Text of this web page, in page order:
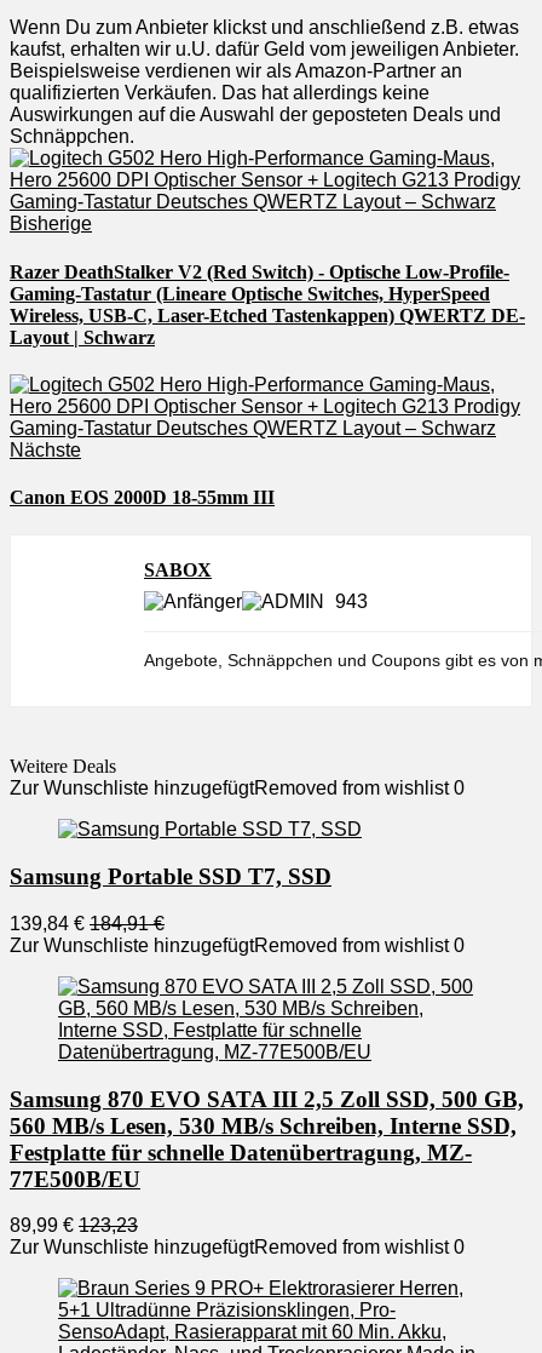
Wenn Du zum Anbieter klickst und anschließend z.B. etwas
kaufst, erhalten wir u.U. dafür Geld vom jeweiligen Anbieter.
Beispielsweise verdienen wir als Amazon-Partner an
qualifizierten Verkäufen. Das hat allerdings keine
Auswirkungen auf die Auswahl der geposteten Deals und
Schnäppchen.
Bisherige
Razer DeathStalker V2 (Red Switch) - Optische Low-Profile-
Gaming-Tastatur (Lineare Optische Switches, HyperSpeed
Wireless, USB-C, Laser-Etched Tastenkappen) QWERTZ DE-
Layout | Schwarz
Nächste
Canon EOS 2000D 18-55mm III
SABOX
943
Angebote, Schnäppchen und Coupons gibt es von
Weitere Deals
Zur Wunschliste hinzugefügtRemoved from wishlist 0
Samsung Portable SSD T7, SSD
139,84 € 184,91 €
Zur Wunschliste hinzugefügtRemoved from wishlist 0
Samsung 870 EVO SATA III 2,5 Zoll SSD, 500 GB,
560 MB/s Lesen, 530 MB/s Schreiben, Interne SSD,
Festplatte für schnelle Datenübertragung, MZ-
77E500B/EU
89,99 € 123,23
Zur Wunschliste hinzugefügtRemoved from wishlist 0